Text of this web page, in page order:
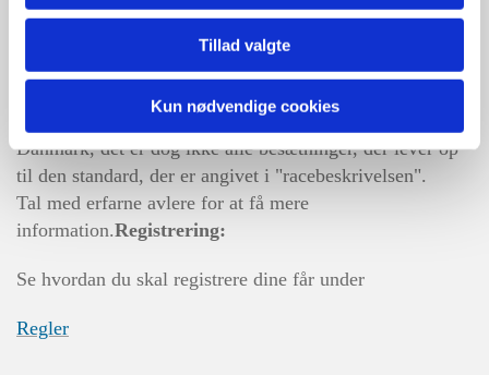
Tillad valgte
Kun nødvendige cookies
landets bedste avlsvæddere til den nye sæson. Nogle af
de bedste avlsvæddere sælges på auktion ved det årlige
træf.
Der findes mere end titusind Gotlandske Pelsfår i
Danmark, det er dog ikke alle besætninger, der lever op
til den standard, der er angivet i "racebeskrivelsen".
Tal med erfarne avlere for at få mere
information.Registrering:
Se hvordan du skal registrere dine får under
Regler